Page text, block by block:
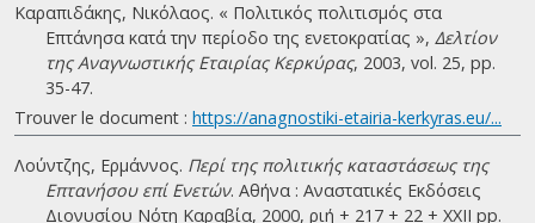
Καραπιδάκης, Νικόλαος. « Πολιτικός πολιτισμός στα
Επτάνησα κατά την περίοδο της ενετοκρατίας », Δελτίον
της Αναγνωστικής Εταιρίας Κερκύρας, 2003, vol. 25, pp.
35-47.
Trouver le document : https://anagnostiki-etairia-kerkyras.eu/...
Λούντζης, Ερμάννος. Περί της πολιτικής καταστάσεως της
Επτανήσου επί Ενετών. Αθήνα : Αναστατικές Εκδόσεις
Διονυσίου Νότη Καραβία, 2000, ριή + 217 + 22 + ΧΧΙΙ pp.